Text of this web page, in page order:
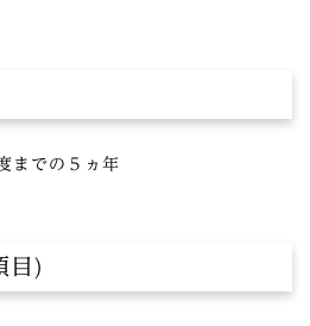
までの５ヵ年
目)